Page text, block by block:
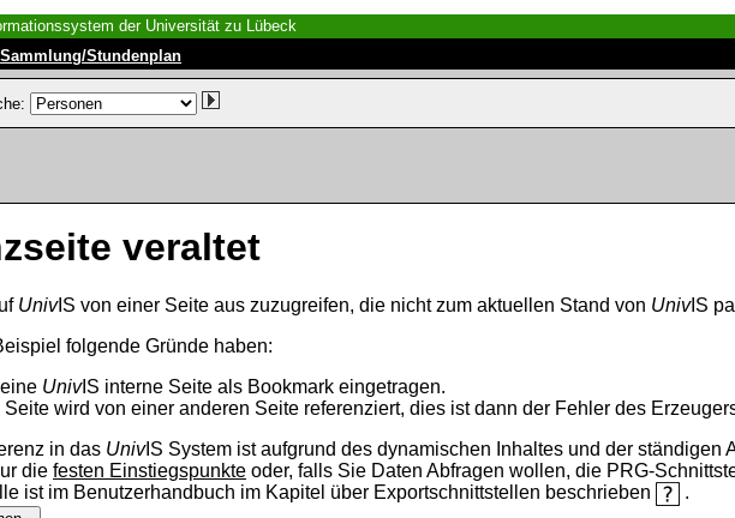
der Universität zu Lübeck
Sammlung/Stundenplan
veraltet
UnivIS von einer Seite aus zuzugreifen, die nicht zum aktuellen Stand von UnivIS
folgende Gründe haben:
UnivIS interne Seite als Bookmark eingetragen.
Seite wird von einer anderen Seite referenziert, dies ist dann der Fehler des
in das UnivIS System ist aufgrund des dynamischen Inhaltes und der
die festen Einstiegspunkte oder, falls Sie Daten Abfragen wollen, die PRG-
ist im Benutzerhandbuch im Kapitel über Exportschnittstellen beschrieben
.